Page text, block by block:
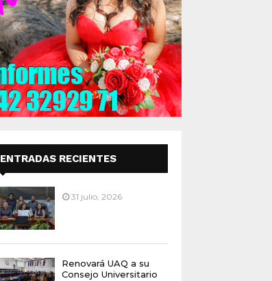
ENTRADAS RECIENTES
31 julio, 2026
Renovará UAQ a su
Consejo Universitario